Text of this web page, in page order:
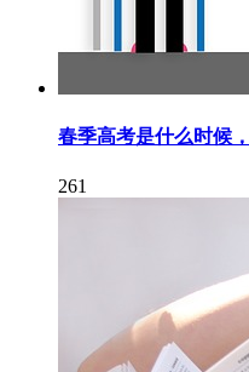
春季高考是什么时候
261